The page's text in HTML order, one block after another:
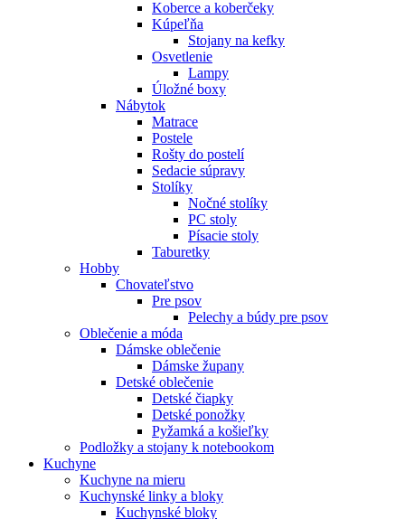
Koberce a koberčeky
Kúpeľňa
Stojany na kefky
Osvetlenie
Lampy
Úložné boxy
Nábytok
Matrace
Postele
Rošty do postelí
Sedacie súpravy
Stolíky
Nočné stolíky
PC stoly
Písacie stoly
Taburetky
Hobby
Chovateľstvo
Pre psov
Pelechy a búdy pre psov
Oblečenie a móda
Dámske oblečenie
Dámske župany
Detské oblečenie
Detské čiapky
Detské ponožky
Pyžamká a košieľky
Podložky a stojany k notebookom
Kuchyne
Kuchyne na mieru
Kuchynské linky a bloky
Kuchynské bloky